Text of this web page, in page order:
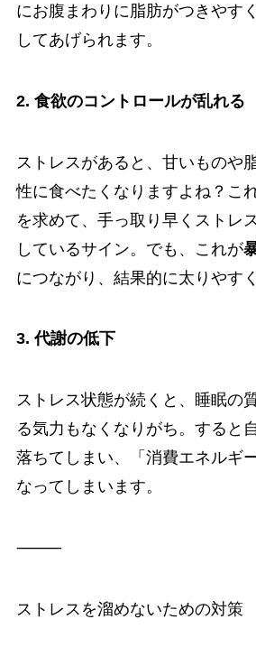
にお腹まわりに脂肪がつきやす
してあげられます。
2. 食欲のコントロールが乱れる
ストレスがあると、甘いものや
性に食べたくなりますよね？こ
を求めて、手っ取り早くストレ
しているサイン。でも、これが
につながり、結果的に太りやす
3. 代謝の低下
ストレス状態が続くと、睡眠の
る気力もなくなりがち。すると
落ちてしまい、「消費エネルギ
なってしまいます。
⸻
ストレスを溜めないための対策